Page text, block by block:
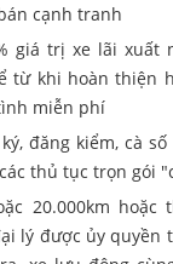
cạnh tranh
giá trị xe lãi xuất
từ khi hoàn thiện
miễn phí
đăng kiểm, cà số
thủ tục trọn gói
20.000km hoặc
lý được ủy quyền